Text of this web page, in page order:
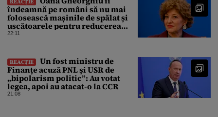
îndeamnă pe români să nu mai
folosească mașinile de spălat și
uscătoarele pentru reducerea
consumului de energie
22:11
REACȚIE
Un fost ministru de
Finanțe acuză PNL și USR de
„bipolarism politic”: Au votat
legea, apoi au atacat-o la CCR
21:08